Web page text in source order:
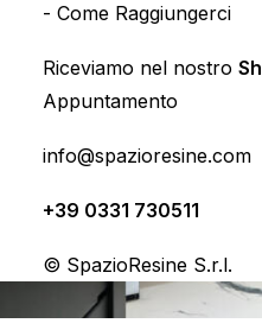
- Come Raggiungerci
Riceviamo nel nostro
Appuntamento
info@spazioresine.com
+39 0331 730511
© SpazioResine S.r.l.